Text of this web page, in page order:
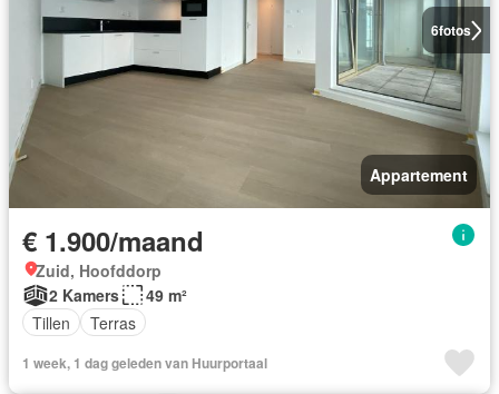
6fotos
Appartement
€ 1.900/maand
Zuid, Hoofddorp
2 Kamers
49 m²
Tillen
Terras
1 week, 1 dag geleden van Huurportaal